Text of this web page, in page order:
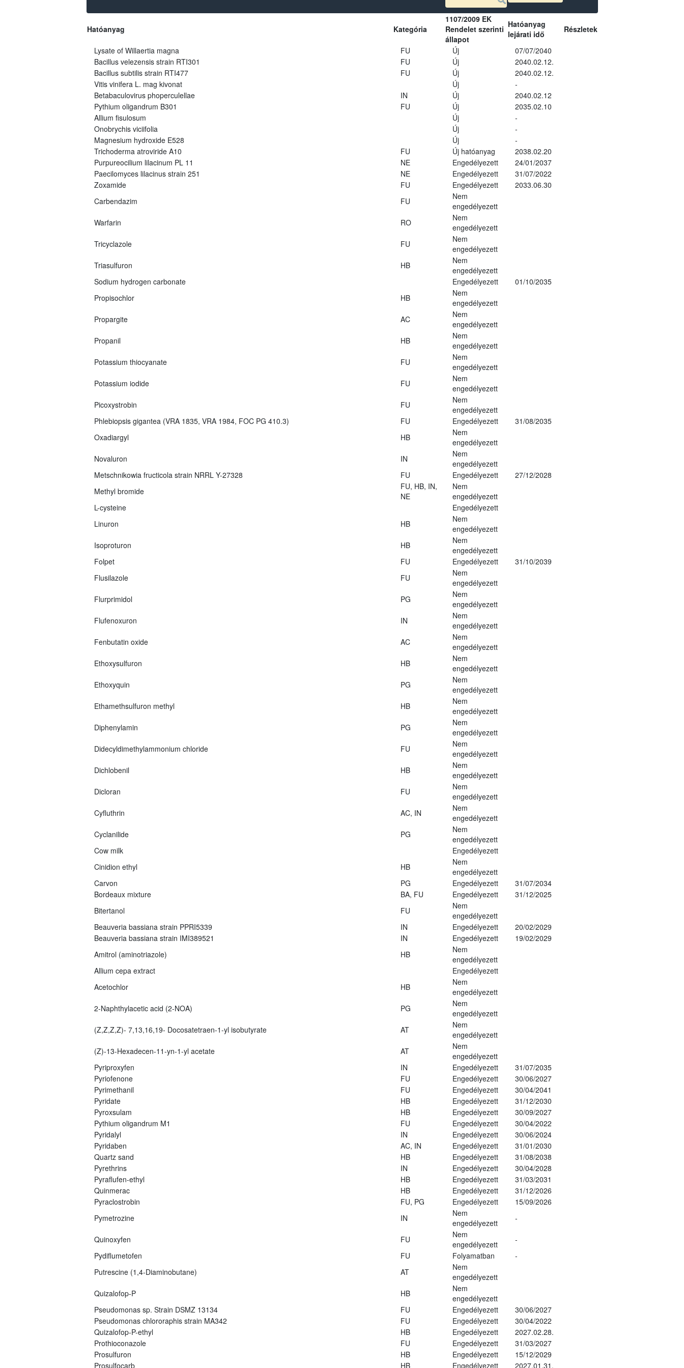
Hatóanyag Kategória
1107/2009 EK
Rendelet szerinti
állapot
Hatóanyag
lejárati idő
Részletek
Lysate of Willaertia magna FU Új
07/07/2040
Bacillus velezensis strain RTI301
FU Új
2040.02.12.
Bacillus subtilis strain RTI477
FU Új
2040.02.12.
Vitis vinifera L. mag kivonat
Új
-
Betabaculovirus phoperculellae
IN Új
2040.02.12
Pythium oligandrum B301
FU Új
2035.02.10
Allium fisulosum
Új
-
Onobrychis viciifolia
Új
-
Magnesium hydroxide E528
Új
-
Trichoderma atroviride A10
FU Új hatóanyag
2038.02.20
Purpureocilium lilacinum PL 11
NE Engedélyezett
24/01/2037
Paecilomyces lilacinus strain 251
NE Engedélyezett
31/07/2022
Zoxamide
FU Engedélyezett
2033.06.30
Carbendazim
FU
Nem
engedélyezett
Warfarin
RO
Nem
engedélyezett
Tricyclazole
FU
Nem
engedélyezett
Triasulfuron
HB
Nem
engedélyezett
Sodium hydrogen carbonate
Engedélyezett
01/10/2035
Propisochlor
HB
Nem
engedélyezett
Propargite
AC
Nem
engedélyezett
Propanil
HB
Nem
engedélyezett
Potassium thiocyanate
FU
Nem
engedélyezett
Potassium iodide
FU
Nem
engedélyezett
Picoxystrobin
FU
Nem
engedélyezett
Phlebiopsis gigantea (VRA 1835, VRA 1984, FOC PG 410.3)
FU Engedélyezett
31/08/2035
Oxadiargyl
HB
Nem
engedélyezett
Novaluron
IN
Nem
engedélyezett
Metschnikowia fructicola strain NRRL Y-27328
FU Engedélyezett
27/12/2028
Methyl bromide
FU, HB, IN,
NE
Nem
engedélyezett
L-cysteine
Engedélyezett
Linuron
HB
Nem
engedélyezett
Isoproturon
HB
Nem
engedélyezett
Folpet
FU Engedélyezett
31/10/2039
Flusilazole
FU
Nem
engedélyezett
Flurprimidol
PG
Nem
engedélyezett
Flufenoxuron
IN
Nem
engedélyezett
Fenbutatin oxide
AC
Nem
engedélyezett
Ethoxysulfuron
HB
Nem
engedélyezett
Ethoxyquin
PG
Nem
engedélyezett
Ethamethsulfuron methyl
HB
Nem
engedélyezett
Diphenylamin
PG
Nem
engedélyezett
Didecyldimethylammonium chloride
FU
Nem
engedélyezett
Dichlobenil
HB
Nem
engedélyezett
Dicloran
FU
Nem
engedélyezett
Cyfluthrin
AC, IN
Nem
engedélyezett
Cyclanilide
PG
Nem
engedélyezett
Cow milk
Engedélyezett
Cinidion ethyl
HB
Nem
engedélyezett
Carvon
PG Engedélyezett
31/07/2034
Bordeaux mixture
BA, FU Engedélyezett
31/12/2025
Bitertanol
FU
Nem
engedélyezett
Beauveria bassiana strain PPRI5339
IN Engedélyezett
20/02/2029
Beauveria bassiana strain IMI389521
IN Engedélyezett
19/02/2029
Amitrol (aminotriazole)
HB
Nem
engedélyezett
Allium cepa extract
Engedélyezett
Acetochlor
HB
Nem
engedélyezett
2-Naphthylacetic acid (2-NOA)
PG
Nem
engedélyezett
(Z,Z,Z,Z)- 7,13,16,19- Docosatetraen-1-yl isobutyrate
AT
Nem
engedélyezett
(Z)-13-Hexadecen-11-yn-1-yl acetate
AT
Nem
engedélyezett
Pyriproxyfen
IN Engedélyezett
31/07/2035
Pyriofenone
FU Engedélyezett
30/06/2027
Pyrimethanil
FU Engedélyezett
30/04/2041
Pyridate
HB Engedélyezett
31/12/2030
Pyroxsulam
HB Engedélyezett
30/09/2027
Pythium oligandrum M1
FU Engedélyezett
30/04/2022
Pyridalyl
IN Engedélyezett
30/06/2024
Pyridaben
AC, IN Engedélyezett
31/01/2030
Quartz sand
HB Engedélyezett
31/08/2038
Pyrethrins
IN Engedélyezett
30/04/2028
Pyraflufen-ethyl
HB Engedélyezett
31/03/2031
Quinmerac
HB Engedélyezett
31/12/2026
Pyraclostrobin
FU, PG Engedélyezett
15/09/2026
Pymetrozine
IN
Nem
engedélyezett
-
Quinoxyfen FU
Nem
engedélyezett
-
Pydiflumetofen
FU Folyamatban
-
Putrescine (1,4-Diaminobutane)
AT
Nem
engedélyezett
Quizalofop-P
HB
Nem
engedélyezett
Pseudomonas sp. Strain DSMZ 13134
FU Engedélyezett
30/06/2027
Pseudomonas chlororaphis strain MA342
FU Engedélyezett
30/04/2022
Quizalofop-P-ethyl
HB Engedélyezett
2027.02.28.
Prothioconazole
FU Engedélyezett
31/03/2027
Prosulfuron
HB Engedélyezett
15/12/2029
Prosulfocarb
HB Engedélyezett 2027.01.31.